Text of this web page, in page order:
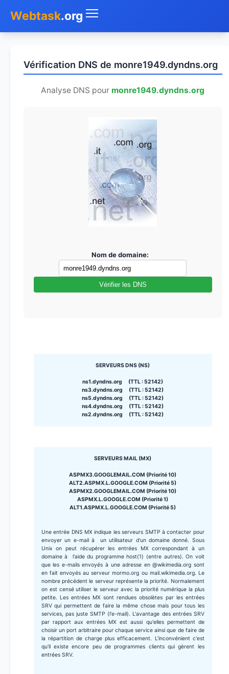
Webtask.org
Whois
Vérification DNS de monre1949.dyndns.org
Analyse DNS pour monre1949.dyndns.org
Nom de domaine:
Vérifier les DNS
SERVEURS DNS (NS)
ns1.dyndns.org (TTL : 52142)
ns3.dyndns.org (TTL : 52142)
ns5.dyndns.org (TTL : 52142)
ns4.dyndns.org (TTL : 52142)
ns2.dyndns.org (TTL : 52142)
SERVEURS MAIL (MX)
ASPMX3.GOOGLEMAIL.COM (Priorité 10)
ALT2.ASPMX.L.GOOGLE.COM (Priorité 5)
ASPMX2.GOOGLEMAIL.COM (Priorité 10)
ASPMX.L.GOOGLE.COM (Priorité 1)
ALT1.ASPMX.L.GOOGLE.COM (Priorité 5)
Une entrée DNS MX indique les serveurs SMTP à contacter pour
envoyer un e-mail à un utilisateur d'un domaine donné. Sous
Unix on peut récupérer les entrées MX correspondant à un
domaine à l'aide du programme host(1) (entre autres). On voit
que les e-mails envoyés à une adresse en @wikimedia.org sont
en fait envoyés au serveur mormo.org ou mail.wikimedia.org. Le
nombre précédent le serveur représente la priorité. Normalement
on est censé utiliser le serveur avec la priorité numérique la plus
petite. Les entrées MX sont rendues obsolètes par les entrées
SRV qui permettent de faire la même chose mais pour tous les
services, pas juste SMTP (l'e-mail). L'avantage des entrées SRV
par rapport aux entrées MX est aussi qu'elles permettent de
choisir un port arbitraire pour chaque service ainsi que de faire de
la répartition de charge plus efficacement. L'inconvénient c'est
qu'il existe encore peu de programmes clients qui gèrent les
entrées SRV.